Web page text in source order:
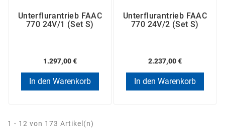
Unterflurantrieb FAAC
770 24V/1 (Set S)
1.297,00 €
In den Warenkorb
Unterflurantrieb FAAC
770 24V/2 (Set S)
2.237,00 €
In den Warenkorb
1 - 12 von 173 Artikel(n)